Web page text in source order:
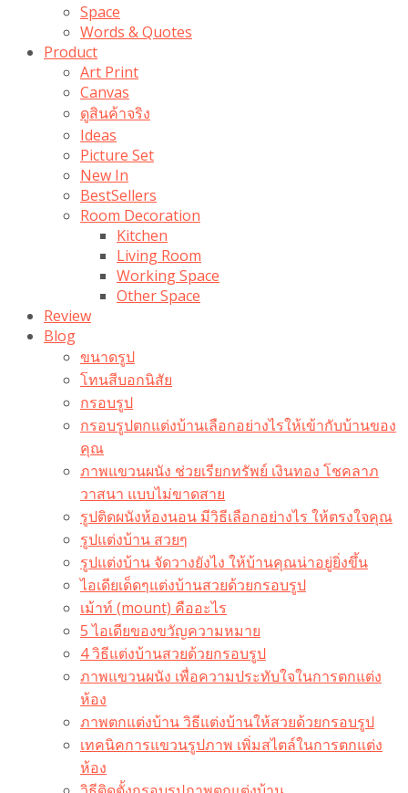
Space
Words & Quotes
Product
Art Print
Canvas
ดูสินค้าจริง
Ideas
Picture Set
New In
BestSellers
Room Decoration
Kitchen
Living Room
Working Space
Other Space
Review
Blog
ขนาดรูป
โทนสีบอกนิสัย
กรอบรูป
กรอบรูปตกแต่งบ้านเลือกอย่างไรให้เข้ากับบ้านของ
คุณ
ภาพแขวนผนัง ช่วยเรียกทรัพย์ เงินทอง โชคลาภ
วาสนา แบบไม่ขาดสาย
รูปติดผนังห้องนอน มีวิธีเลือกอย่างไร ให้ตรงใจคุณ
รูปแต่งบ้าน สวยๆ
รูปแต่งบ้าน จัดวางยังไง ให้บ้านคุณน่าอยู่ยิ่งขึ้น
ไอเดียเด็ดๆแต่งบ้านสวยด้วยกรอบรูป
เม้าท์ (mount) คืออะไร​
5 ไอเดียของขวัญความหมาย
4 วิธีแต่งบ้านสวยด้วยกรอบรูป
ภาพแขวนผนัง เพื่อความประทับใจในการตกแต่ง
ห้อง
ภาพตกแต่งบ้าน วิธีแต่งบ้านให้สวยด้วยกรอบรูป
เทคนิคการแขวนรูปภาพ เพิ่มสไตล์ในการตกแต่ง
ห้อง